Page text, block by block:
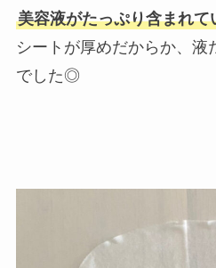
美容液がたっぷり含まれて
シートが厚めだからか、液
でした◎